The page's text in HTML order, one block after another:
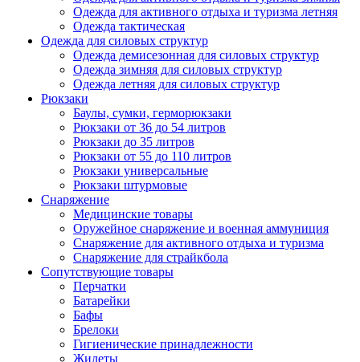
Одежда для активного отдыха и туризма летняя
Одежда тактическая
Одежда для силовых структур
Одежда демисезонная для силовых структур
Одежда зимняя для силовых структур
Одежда летняя для силовых структур
Рюкзаки
Баулы, сумки, герморюкзаки
Рюкзаки от 36 до 54 литров
Рюкзаки до 35 литров
Рюкзаки от 55 до 110 литров
Рюкзаки универсальные
Рюкзаки штурмовые
Снаряжение
Медицинские товары
Оружейное снаряжение и военная аммуниция
Снаряжение для активного отдыха и туризма
Снаряжение для страйкбола
Сопутствующие товары
Перчатки
Батарейки
Бафы
Брелоки
Гигиенические принадлежности
Жилеты